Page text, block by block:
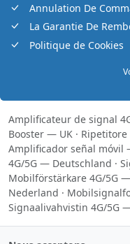
Annulation De
La Garantie De
Politique de Cookies
Amplificateur de signal
Booster — UK ·
Amplificador señal móvil
4G/5G — Deutschland ·
Mobilförstärkare 4G/5G
Nederland ·
Signaalivahvistin 4G/5G